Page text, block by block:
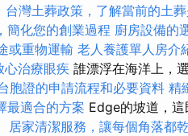
台灣土葬政策，了解當前的土
簡化您的創業過程 廚房設備的
或重物運輸 老人養護單人房介
心治療眼疾 誰漂浮在海洋上，
胞證的申請流程和必要資料 精
最適合的方案 Edge的坡道，
居家清潔服務，讓每個角落都